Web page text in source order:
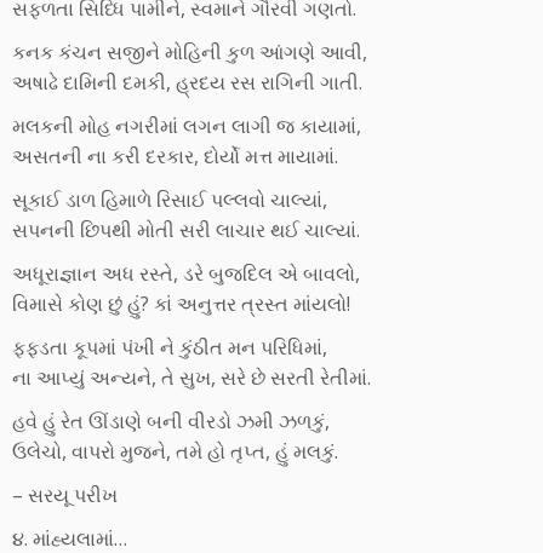
સફળતા સિધ્ધિ પામીને, સ્વમાને ગૌરવી ગણતો.
કનક કંચન સજીને મોહિની કુળ આંગણે આવી,
અષાઢે દામિની દમકી, હ્રદય રસ રાગિની ગાતી.
મલકની મોહ નગરીમાં લગન લાગી જ કાયામાં,
અસતની ના કરી દરકાર, દોર્યો મત્ત માયામાં.
સૂકાઈ ડાળ હિમાળે રિસાઈ પલ્લવો ચાલ્યાં,
સપનની છિપથી મોતી સરી લાચાર થઈ ચાલ્યાં.
અધૂરાજ્ઞાન અધ રસ્તે, ડરે બુજદિલ એ બાવલો,
વિમાસે કોણ છું હું? કાં અનુત્તર ત્રસ્ત માંયલો!
ફફડતા કૂપમાં પંખી ને કુંઠીત મન પરિધિમાં,
ના આપ્યું અન્યને, તે સુખ, સરે છે સરતી રેતીમાં.
હવે હું રેત ઊંડાણે બની વીરડો ઝમી ઝળકું,
ઉલેચો, વાપરો મુજને, તમે હો તૃપ્ત, હું મલકું.
– સરયૂ પરીખ
૪. માંહ્યલામાં…